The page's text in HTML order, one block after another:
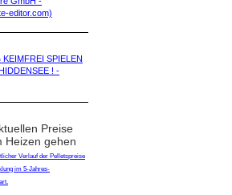
editor.com)
SPIELEN
! -
Preise
Heizen gehen
Verlauf der Pelletspreise
im 5-Jahres-